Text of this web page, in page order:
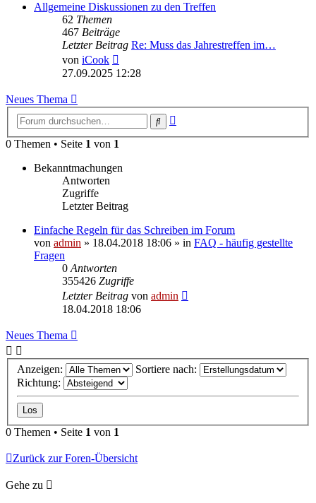
Allgemeine Diskussionen zu den Treffen
62 Themen
467 Beiträge
Letzter Beitrag Re: Muss das Jahrestreffen im…
von iCook
Beitrag
27.09.2025 12:28
Neues Thema
Suche
0 Themen • Seite 1 von 1
Bekanntmachungen
Antworten
Zugriffe
Letzter Beitrag
Einfache Regeln für das Schreiben im Forum
von admin » 18.04.2018 18:06 » in FAQ - häufig gestellte
Fragen
0 Antworten
355426 Zugriffe
Letzter Beitrag von admin
18.04.2018 18:06
Neues Thema
Anzeigen:
Sortiere nach:
Richtung:
0 Themen • Seite 1 von 1
Zurück zur Foren-Übersicht
Gehe zu